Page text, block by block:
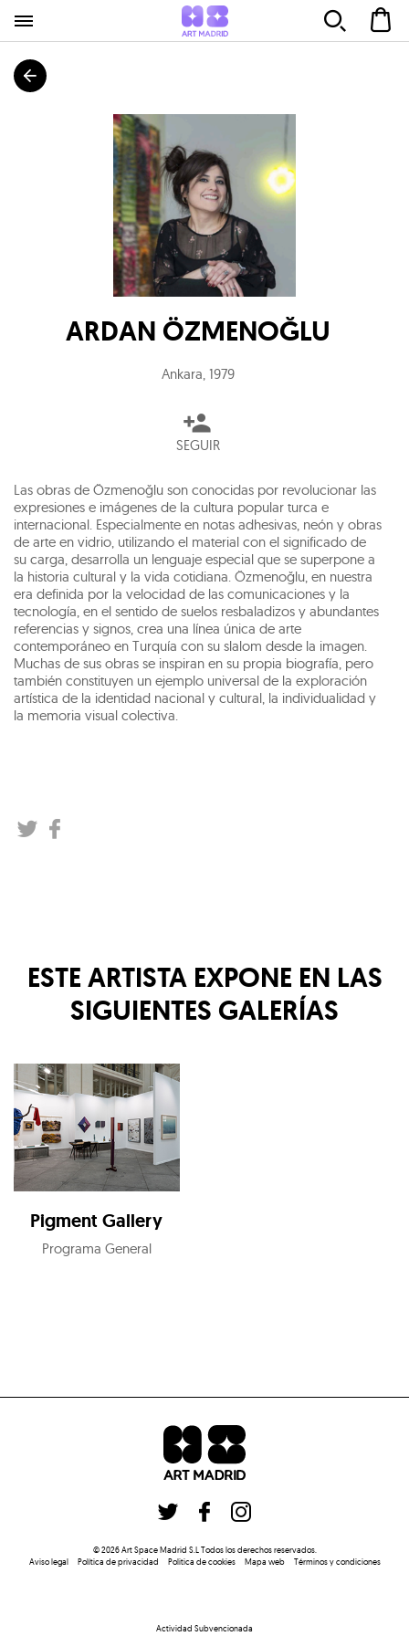
ARDAN ÖZMENOĞLU
Ankara, 1979
SEGUIR
Las obras de Özmenoğlu son conocidas por revolucionar las
expresiones e imágenes de la cultura popular turca e
internacional. Especialmente en notas adhesivas, neón y obras
de arte en vidrio, utilizando el material con el significado de
su carga, desarrolla un lenguaje especial que se superpone a
la historia cultural y la vida cotidiana. Özmenoğlu, en nuestra
era definida por la velocidad de las comunicaciones y la
tecnología, en el sentido de suelos resbaladizos y abundantes
referencias y signos, crea una línea única de arte
contemporáneo en Turquía con su slalom desde la imagen.
Muchas de sus obras se inspiran en su propia biografía, pero
también constituyen un ejemplo universal de la exploración
artística de la identidad nacional y cultural, la individualidad y
la memoria visual colectiva.
ESTE ARTISTA EXPONE EN LAS
SIGUIENTES GALERÍAS
Pigment Gallery
Programa General
©2026Art Space Madrid S.L Todos los derechos reservados.
Aviso legal
Política de privacidad Politica de cookies Mapa web Términos y condiciones
Actividad Subvencionada